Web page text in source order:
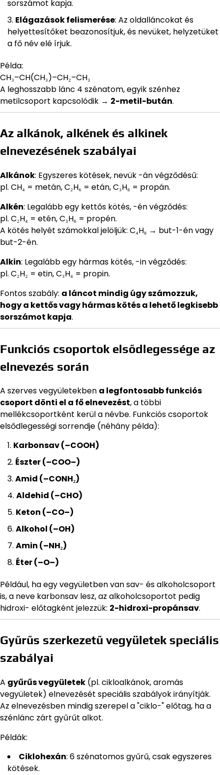
sorszámot kapja.
Elágazások felismerése: Az oldalláncokat és
helyettesítőket beazonosítjuk, és nevüket, helyzetüket
a fő név elé írjuk.
Példa:
CH₃–CH(CH₃)–CH₂–CH₃
A leghosszabb lánc 4 szénatom, egyik szénhez
metilcsoport kapcsolódik → 2-metil-bután.
Az alkánok, alkének és alkinek
elnevezésének szabályai
Alkánok: Egyszeres kötések, nevük -án végződésű:
pl. CH₄ = metán, C₂H₆ = etán, C₃H₈ = propán.
Alkén: Legalább egy kettős kötés, -én végződés:
pl. C₂H₄ = etén, C₃H₆ = propén.
A kötés helyét számokkal jelöljük: C₄H₈ → but-1-én vagy
but-2-én.
Alkin: Legalább egy hármas kötés, -in végződés:
pl. C₂H₂ = etin, C₃H₄ = propin.
Fontos szabály: a láncot mindig úgy számozzuk,
hogy a kettős vagy hármas kötés a lehető legkisebb
sorszámot kapja.
Funkciós csoportok elsődlegessége az
elnevezés során
A szerves vegyületekben a legfontosabb funkciós
csoport dönti el a fő elnevezést, a többi
mellékcsoportként kerül a névbe. Funkciós csoportok
elsődlegességi sorrendje (néhány példa):
Karbonsav (–COOH)
Észter (–COO–)
Amid (–CONH₂)
Aldehid (–CHO)
Keton (–CO–)
Alkohol (–OH)
Amin (–NH₂)
Éter (–O–)
Például, ha egy vegyületben van sav- és alkoholcsoport
is, a neve karbonsav lesz, az alkoholcsoportot pedig
hidroxi- előtagként jelezzük: 2-hidroxi-propánsav.
Gyűrűs szerkezetű vegyületek speciális
szabályai
A gyűrűs vegyületek (pl. cikloalkánok, aromás
vegyületek) elnevezését speciális szabályok irányítják.
Az elnevezésben mindig szerepel a "ciklo-" előtag, ha a
szénlánc zárt gyűrűt alkot.
Példák:
Ciklohexán: 6 szénatomos gyűrű, csak egyszeres
kötések.